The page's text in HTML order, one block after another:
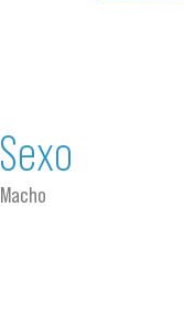
Sexo
Macho